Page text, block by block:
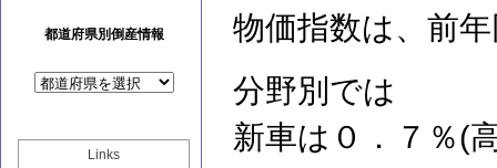
都道府県別倒産情報
Links
物価指数は、前
分野別では
新車は０．７％(